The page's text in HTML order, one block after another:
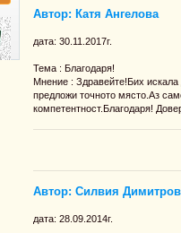
Автор: Катя Ангелова
дата: 30.11.2017г.
Тема : Благодаря!
Мнение : Здравейте!Бих
предложи точното място.Аз
компетентност.Благодаря!
Автор: Силвия
дата: 28.09.2014г.